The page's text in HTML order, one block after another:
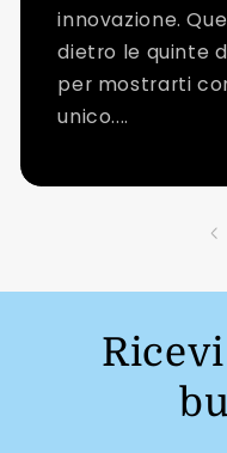
innovazione.
dietro le quinte
per mostrarti
unico....